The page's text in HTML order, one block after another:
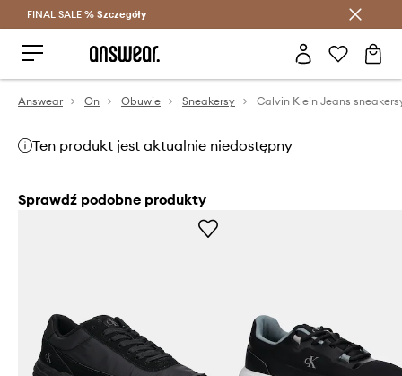
Oszczędzaj z Answear Club >
FINAL SALE % Szczegóły
Answear On Obuwie Sneakersy
Ten produkt jest aktualnie niedostępny
Sprawdź podobne produkty